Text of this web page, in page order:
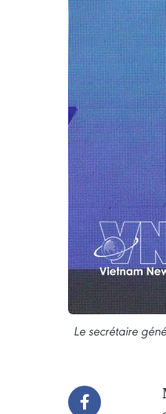
Le secrétaire